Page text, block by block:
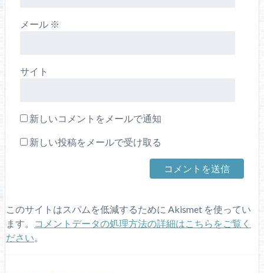
メール ※
サイト
新しいコメントをメールで通知
新しい投稿をメールで受け取る
このサイトはスパムを低減するために Akismet を使ってい
ます。
コメントデータの処理方法の詳細はこちらをご覧く
ださい。